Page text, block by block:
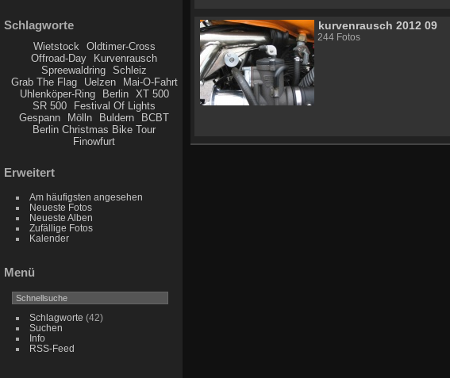
Schlagworte
Wietstock
Oldtimer-Cross
Offroad-Day
Kurvenrausch
Spreewaldring
Schleiz
Grab The Flag
Uelzen
Mai-O-Fahrt
Uhlenköper-Ring
Berlin
XT 500
SR 500
Festival Of Lights
Gespann
Mölln Buldern
BCBT
Berlin Christmas Bike Tour
Finowfurt
Erweitert
Am häufigsten angesehen
Neueste Fotos
Neueste Alben
Zufällige Fotos
Kalender
Menü
Schlagworte (42)
Suchen
Info
RSS-Feed
kurvenrausch 2012 09
244 Fotos